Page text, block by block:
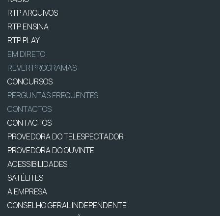
RTP ARQUIVOS
RTP ENSINA
RTP PLAY
EM DIRETO
REVER PROGRAMAS
CONCURSOS
PERGUNTAS FREQUENTES
CONTACTOS
CONTACTOS
PROVEDORA DO TELESPECTADOR
PROVEDORA DO OUVINTE
ACESSIBILIDADES
SATÉLITES
A EMPRESA
CONSELHO GERAL INDEPENDENTE